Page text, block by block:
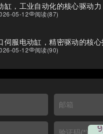
缸，工业自动化的核心驱动力
05-12visibility阅读(87)
伺服电动缸，精密驱动的核
05-12visibility阅读(90)